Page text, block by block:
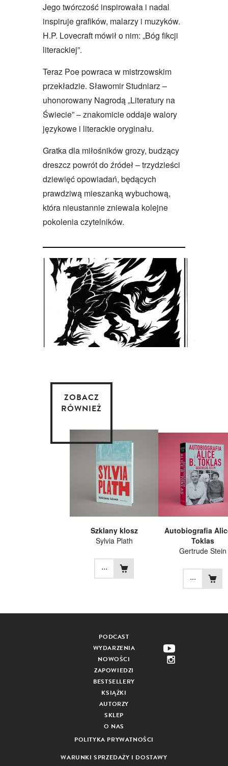
Jego twórczość inspirowała i nadal
inspiruje grafików, malarzy i muzyków.
H.P. Lovecraft mówił o nim: „Bóg fikcji
literackiej”.
Teraz Poe powraca w mistrzowskim
przekładzie. Sławomir Studniarz –
uhonorowany Nagrodą „Literatury na
Świecie” – znakomicie oddaje walory
językowe i literackie oryginału.
Gratka dla miłośników grozy, budzący
dreszcz powrót do źródeł – trzydzieści
dziewięć opowiadań, będących
prawdziwą mieszanką wybuchową,
która nieustannie zniewala kolejne
pokolenia czytelników.
ZOBACZ
RÓWNIEŻ
Szklany klosz
Sylvia Plath
...
Autobiografia
Toklas
Gertrude Stein
...
PODCAST
WYDARZENIA
NOWOŚCI
ZAPOWIEDZI
BESTSELLERY
KSIĄŻKI
AUTORZY
SKLEP
O NAS
POLITYKA PRYWATNOŚCI
WARUNKI SPRZEDAŻY I DOSTAWY